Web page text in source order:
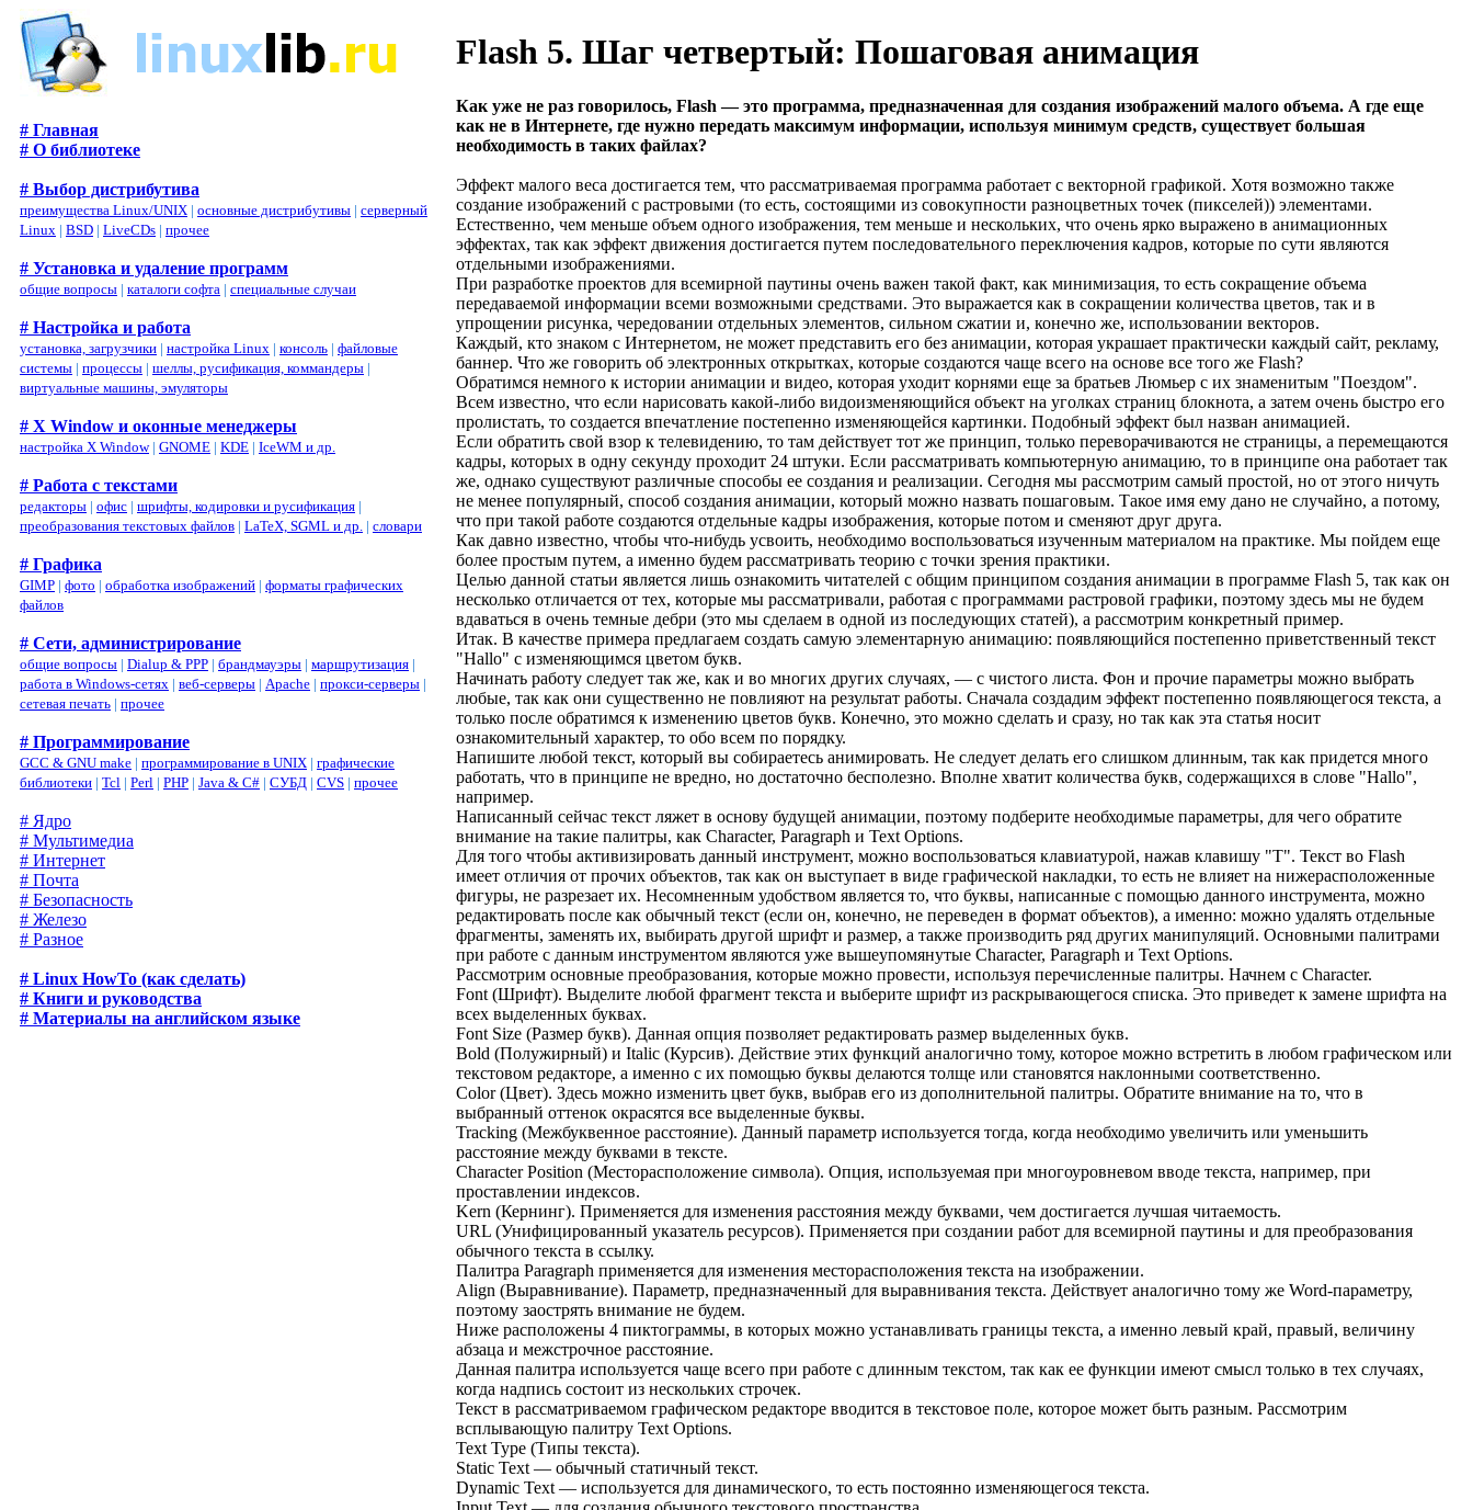
# Главная
# О библиотеке
# Выбор дистрибутива
преимущества Linux/UNIX | основные дистрибутивы | серверный
Linux | BSD | LiveCDs | прочее
# Установка и удаление программ
общие вопросы | каталоги софта | специальные случаи
# Настройка и работа
установка, загрузчики | настройка Linux | консоль | файловые
системы | процессы | шеллы, русификация, коммандеры |
виртуальные машины, эмуляторы
# X Window и оконные менеджеры
настройка X Window| GNOME | KDE | IceWM и др.
# Работа с текстами
редакторы | офис | шрифты, кодировки и русификация |
преобразования текстовых файлов | LaTeX, SGML и др. | словари
# Графика
GIMP | фото | обработка изображений | форматы графических
файлов
# Сети, администрирование
общие вопросы | Dialup & PPP | брандмауэры | маршрутизация |
работа в Windows-сетях | веб-серверы | Apache | прокси-серверы |
сетевая печать | прочее
# Программирование
GCC & GNU make | программирование в UNIX | графические
библиотеки | Tcl | Perl | PHP | Java & C# | СУБД | CVS | прочее
# Ядро
# Мультимедиа
# Интернет
# Почта
# Безопасность
# Железо
# Разное
# Linux HowTo (как сделать)
# Книги и руководства
# Материалы на английском языке
Flash 5. Шаг четвертый: Пошаговая анимация
Как уже не раз говорилось, Flash — это программа, предназначенная для создания изображений малого объема. А где еще
как не в Интернете, где нужно передать максимум информации, используя минимум средств, существует большая
необходимость в таких файлах?
Эффект малого веса достигается тем, что рассматриваемая программа работает с векторной графикой. Хотя возможно также
создание изображений с растровыми (то есть, состоящими из совокупности разноцветных точек (пикселей)) элементами.
Естественно, чем меньше объем одного изображения, тем меньше и нескольких, что очень ярко выражено в анимационных
эффектах, так как эффект движения достигается путем последовательного переключения кадров, которые по сути являются
отдельными изображениями.
При разработке проектов для всемирной паутины очень важен такой факт, как минимизация, то есть сокращение объема
передаваемой информации всеми возможными средствами. Это выражается как в сокращении количества цветов, так и в
упрощении рисунка, чередовании отдельных элементов, сильном сжатии и, конечно же, использовании векторов.
Каждый, кто знаком с Интернетом, не может представить его без анимации, которая украшает практически каждый сайт, рекламу,
баннер. Что же говорить об электронных открытках, которые создаются чаще всего на основе все того же Flash?
Обратимся немного к истории анимации и видео, которая уходит корнями еще за братьев Люмьер с их знаменитым "Поездом".
Всем известно, что если нарисовать какой-либо видоизменяющийся объект на уголках страниц блокнота, а затем очень быстро его
пролистать, то создается впечатление постепенно изменяющейся картинки. Подобный эффект был назван анимацией.
Если обратить свой взор к телевидению, то там действует тот же принцип, только переворачиваются не страницы, а перемещаются
кадры, которых в одну секунду проходит 24 штуки. Если рассматривать компьютерную анимацию, то в принципе она работает так
же, однако существуют различные способы ее создания и реализации. Сегодня мы рассмотрим самый простой, но от этого ничуть
не менее популярный, способ создания анимации, который можно назвать пошаговым. Такое имя ему дано не случайно, а потому,
что при такой работе создаются отдельные кадры изображения, которые потом и сменяют друг друга.
Как давно известно, чтобы что-нибудь усвоить, необходимо воспользоваться изученным материалом на практике. Мы пойдем еще
более простым путем, а именно будем рассматривать теорию с точки зрения практики.
Целью данной статьи является лишь ознакомить читателей с общим принципом создания анимации в программе Flash 5, так как он
несколько отличается от тех, которые мы рассматривали, работая с программами растровой графики, поэтому здесь мы не будем
вдаваться в очень темные дебри (это мы сделаем в одной из последующих статей), а рассмотрим конкретный пример.
Итак. В качестве примера предлагаем создать самую элементарную анимацию: появляющийся постепенно приветственный текст
"Hallo" с изменяющимся цветом букв.
Начинать работу следует так же, как и во многих других случаях, — с чистого листа. Фон и прочие параметры можно выбрать
любые, так как они существенно не повлияют на результат работы. Сначала создадим эффект постепенно появляющегося текста, а
только после обратимся к изменению цветов букв. Конечно, это можно сделать и сразу, но так как эта статья носит
ознакомительный характер, то обо всем по порядку.
Напишите любой текст, который вы собираетесь анимировать. Не следует делать его слишком длинным, так как придется много
работать, что в принципе не вредно, но достаточно бесполезно. Вполне хватит количества букв, содержащихся в слове "Hallo",
например.
Написанный сейчас текст ляжет в основу будущей анимации, поэтому подберите необходимые параметры, для чего обратите
внимание на такие палитры, как Character, Paragraph и Text Options.
Для того чтобы активизировать данный инструмент, можно воспользоваться клавиатурой, нажав клавишу "Т". Текст во Flash
имеет отличия от прочих объектов, так как он выступает в виде графической накладки, то есть не влияет на нижерасположенные
фигуры, не разрезает их. Несомненным удобством является то, что буквы, написанные с помощью данного инструмента, можно
редактировать после как обычный текст (если он, конечно, не переведен в формат объектов), а именно: можно удалять отдельные
фрагменты, заменять их, выбирать другой шрифт и размер, а также производить ряд других манипуляций. Основными палитрами
при работе с данным инструментом являются уже вышеупомянутые Character, Paragraph и Text Options.
Рассмотрим основные преобразования, которые можно провести, используя перечисленные палитры. Начнем с Character.
Font (Шрифт). Выделите любой фрагмент текста и выберите шрифт из раскрывающегося списка. Это приведет к замене шрифта на
всех выделенных буквах.
Font Size (Размер букв). Данная опция позволяет редактировать размер выделенных букв.
Bold (Полужирный) и Italic (Курсив). Действие этих функций аналогично тому, которое можно встретить в любом графическом или
текстовом редакторе, а именно с их помощью буквы делаются толще или становятся наклонными соответственно.
Color (Цвет). Здесь можно изменить цвет букв, выбрав его из дополнительной палитры. Обратите внимание на то, что в
выбранный оттенок окрасятся все выделенные буквы.
Tracking (Межбуквенное расстояние). Данный параметр используется тогда, когда необходимо увеличить или уменьшить
расстояние между буквами в тексте.
Character Position (Месторасположение символа). Опция, используемая при многоуровневом вводе текста, например, при
проставлении индексов.
Kern (Кернинг). Применяется для изменения расстояния между буквами, чем достигается лучшая читаемость.
URL (Унифицированный указатель ресурсов). Применяется при создании работ для всемирной паутины и для преобразования
обычного текста в ссылку.
Палитра Paragraph применяется для изменения месторасположения текста на изображении.
Align (Выравнивание). Параметр, предназначенный для выравнивания текста. Действует аналогично тому же Word-параметру,
поэтому заострять внимание не будем.
Ниже расположены 4 пиктограммы, в которых можно устанавливать границы текста, а именно левый край, правый, величину
абзаца и межстрочное расстояние.
Данная палитра используется чаще всего при работе с длинным текстом, так как ее функции имеют смысл только в тех случаях,
когда надпись состоит из нескольких строчек.
Текст в рассматриваемом графическом редакторе вводится в текстовое поле, которое может быть разным. Рассмотрим
всплывающую палитру Text Options.
Text Type (Типы текста).
Static Text — обычный статичный текст.
Dynamic Text — используется для динамического, то есть постоянно изменяющегося текста.